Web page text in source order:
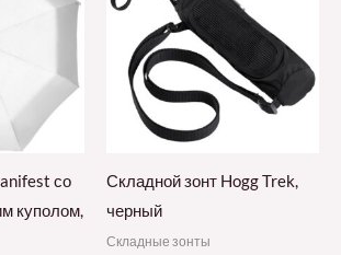
со
куполом,
Складной зонт Hogg Trek,
черный
Складные зонты